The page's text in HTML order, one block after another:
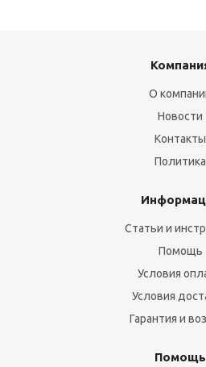
О
Новости
Контакты
Политика
Статьи и
Помощь
Условия
Условия
Гарантия и
Помощь